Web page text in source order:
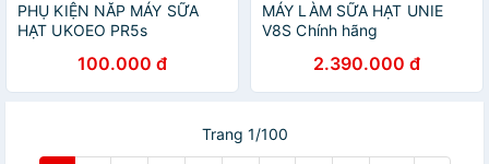
PHỤ KIỆN NĂP MÁY SỮA
HẠT UKOEO PR5s
100.000 đ
MÁY LÀM SỮA HẠT UNIE
V8S Chính hãng
2.390.000 đ
Trang 1/100